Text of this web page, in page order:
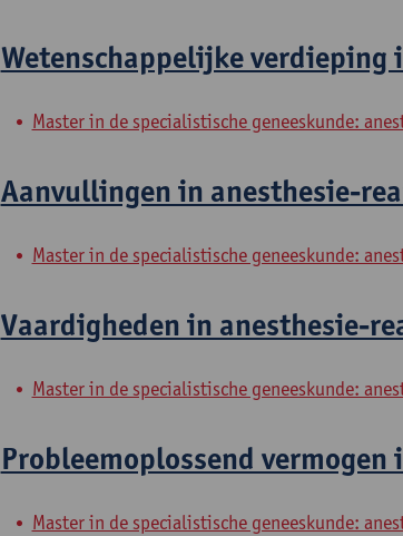
Wetenschappelijke
Master in de specialistische geneeskunde:
Aanvullingen in anesthesie-
Master in de specialistische geneeskunde:
Vaardigheden in anesthesie-
Master in de specialistische geneeskunde:
Probleemoplossend
Master in de specialistische geneeskunde: